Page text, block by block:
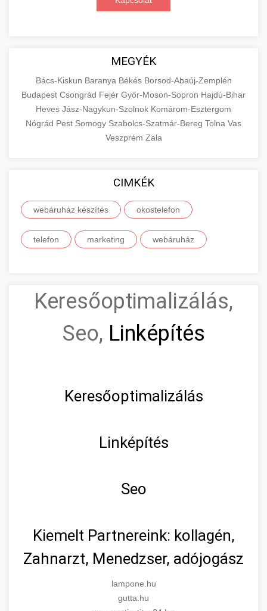
MEGYÉK
Bács-Kiskun Baranya Békés Borsod-Abaúj-Zemplén
Budapest Csongrád Fejér Győr-Moson-Sopron Hajdú-Bihar
Heves Jász-Nagykun-Szolnok Komárom-Esztergom
Nógrád Pest Somogy Szabolcs-Szatmár-Bereg Tolna Vas
Veszprém Zala
CIMKÉK
webáruház készítés okostelefon
telefon marketing webáruház
Keresőoptimalizálás,
Seo, Linképítés
Keresőoptimalizálás
Linképítés
Seo
Kiemelt Partnereink: kollagén,
Zahnarzt, Menedzser, adójogász
lampone.hu
gutta.hu